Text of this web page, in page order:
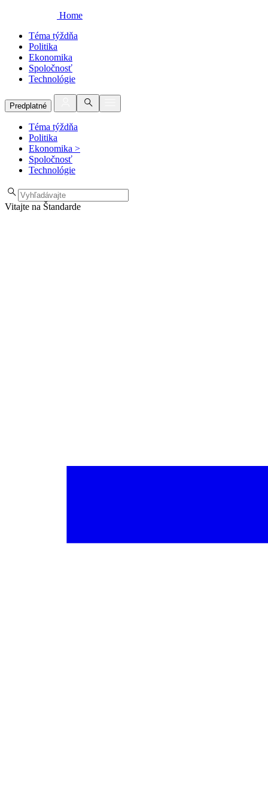
Home
Téma týždňa
Politika
Ekonomika
Spoločnosť
Technológie
Predplatné
Téma týždňa
Politika
Ekonomika >
Spoločnosť
Technológie
Vitajte na Štandarde